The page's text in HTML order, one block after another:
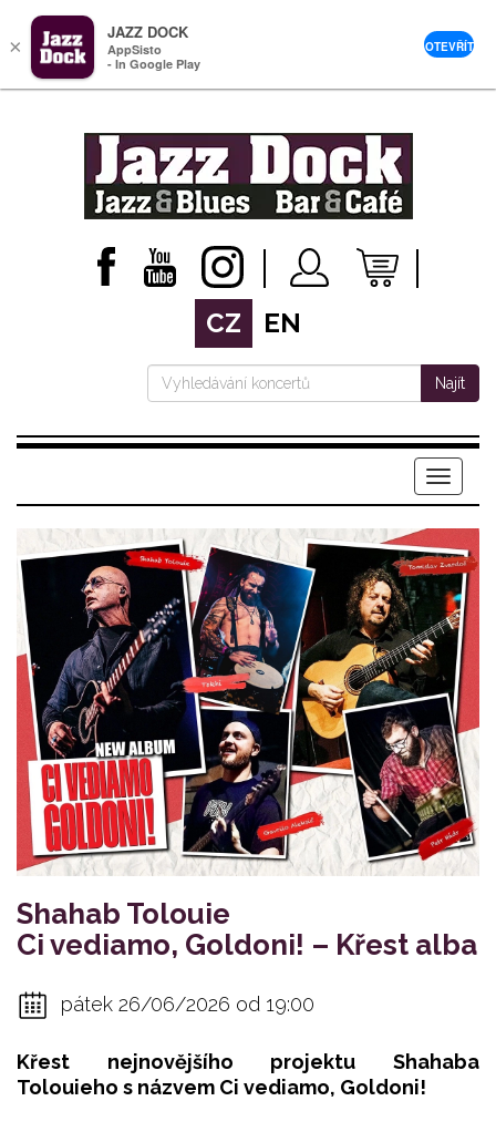
CZ EN
Najít
Menu
Shahab Tolouie
Ci vediamo, Goldoni! – Křest alba
pátek 26/06/2026 od 19:00
Křest nejnovějšího projektu Shahaba
Tolouieho s názvem Ci vediamo, Goldoni!
×
JAZZ DOCK
AppSisto
- In Google Play
OTEVŘÍT